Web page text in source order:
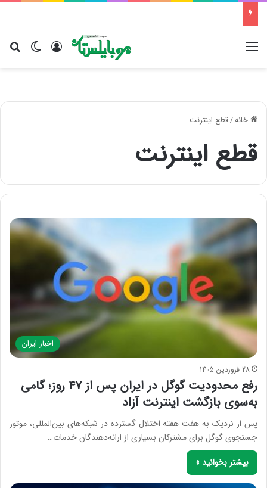
تغییر ورود
خانه/قطع اینترنت
قطع اینترنت
اخبار ایران
28 فروردین 1405
رفع محدودیت گوگل در ایران پس از ۴۷ روز؛ گامی
به‌سوی بازگشت اینترنت آزاد
پس از نزدیک به هفت هفته اختلال گسترده در شبکه‌های بین‌المللی، موتور
جستجوی گوگل برای مشترکان بسیاری از ارائه‌دهندگان خدمات…
بیشتر بخوانید »